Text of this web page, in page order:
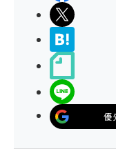
優